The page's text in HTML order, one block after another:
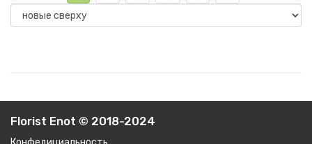
Florist Enot © 2018-2024